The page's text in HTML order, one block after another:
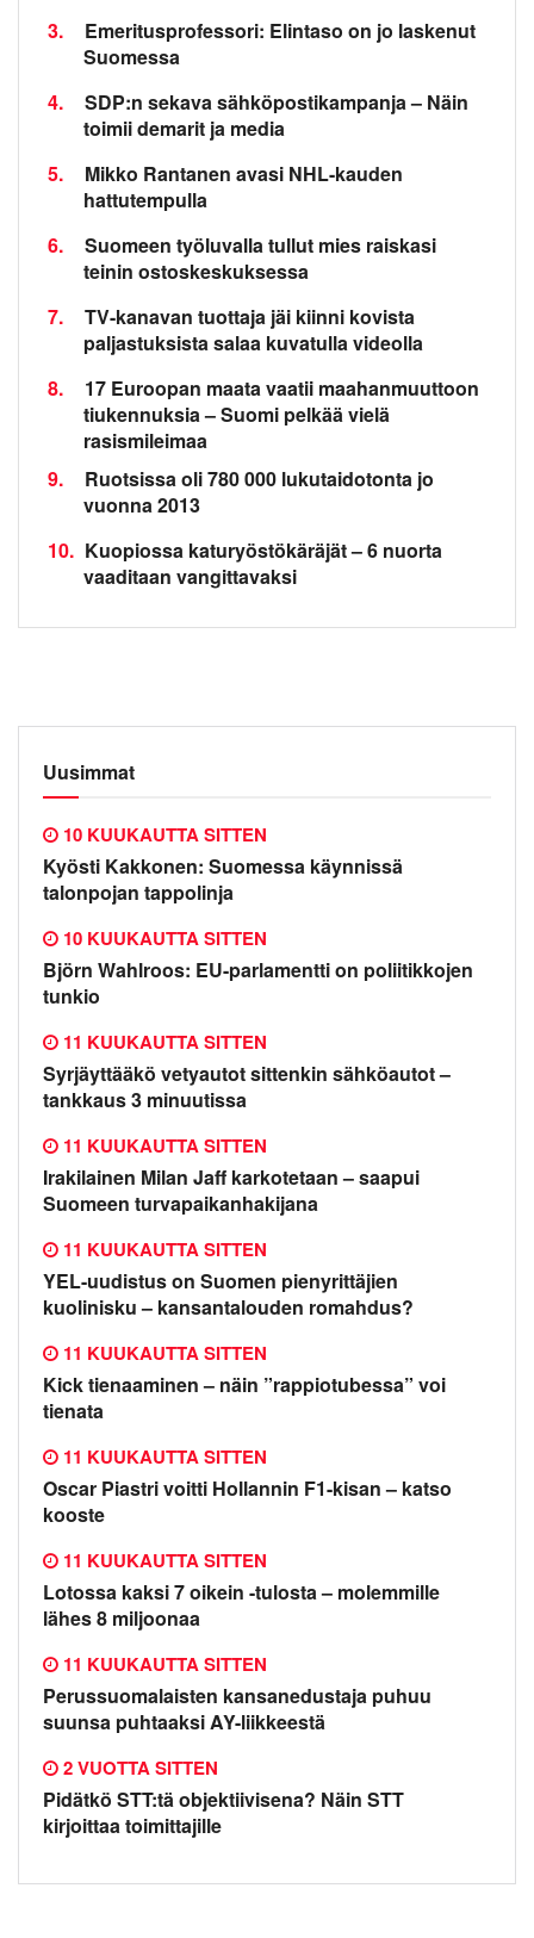
3.
Emeritusprofessori: Elintaso on jo laskenut
Suomessa
4.
SDP:n sekava sähköpostikampanja – Näin
toimii demarit ja media
5.
Mikko Rantanen avasi NHL-kauden
hattutempulla
6.
Suomeen työluvalla tullut mies raiskasi
teinin ostoskeskuksessa
7.
TV-kanavan tuottaja jäi kiinni kovista
paljastuksista salaa kuvatulla videolla
8.
17 Euroopan maata vaatii maahanmuuttoon
tiukennuksia – Suomi pelkää vielä
rasismileimaa
9.
Ruotsissa oli 780 000 lukutaidotonta jo
vuonna 2013
10. Kuopiossa katuryöstökäräjät – 6 nuorta
vaaditaan vangittavaksi
Uusimmat
Kyösti Kakkonen: Suomessa käynnissä
talonpojan tappolinja
10 KUUKAUTTA SITTEN
Björn Wahlroos: EU-parlamentti on poliitikkojen
tunkio
10 KUUKAUTTA SITTEN
Syrjäyttääkö vetyautot sittenkin sähköautot –
tankkaus 3 minuutissa
11 KUUKAUTTA SITTEN
Irakilainen Milan Jaff karkotetaan – saapui
Suomeen turvapaikanhakijana
11 KUUKAUTTA SITTEN
YEL-uudistus on Suomen pienyrittäjien
kuolinisku – kansantalouden romahdus?
11 KUUKAUTTA SITTEN
Kick tienaaminen – näin ”rappiotubessa” voi
tienata
11 KUUKAUTTA SITTEN
Oscar Piastri voitti Hollannin F1-kisan – katso
kooste
11 KUUKAUTTA SITTEN
Lotossa kaksi 7 oikein -tulosta – molemmille
lähes 8 miljoonaa
11 KUUKAUTTA SITTEN
Perussuomalaisten kansanedustaja puhuu
suunsa puhtaaksi AY-liikkeestä
11 KUUKAUTTA SITTEN
Pidätkö STT:tä objektiivisena? Näin STT
kirjoittaa toimittajille
2 VUOTTA SITTEN